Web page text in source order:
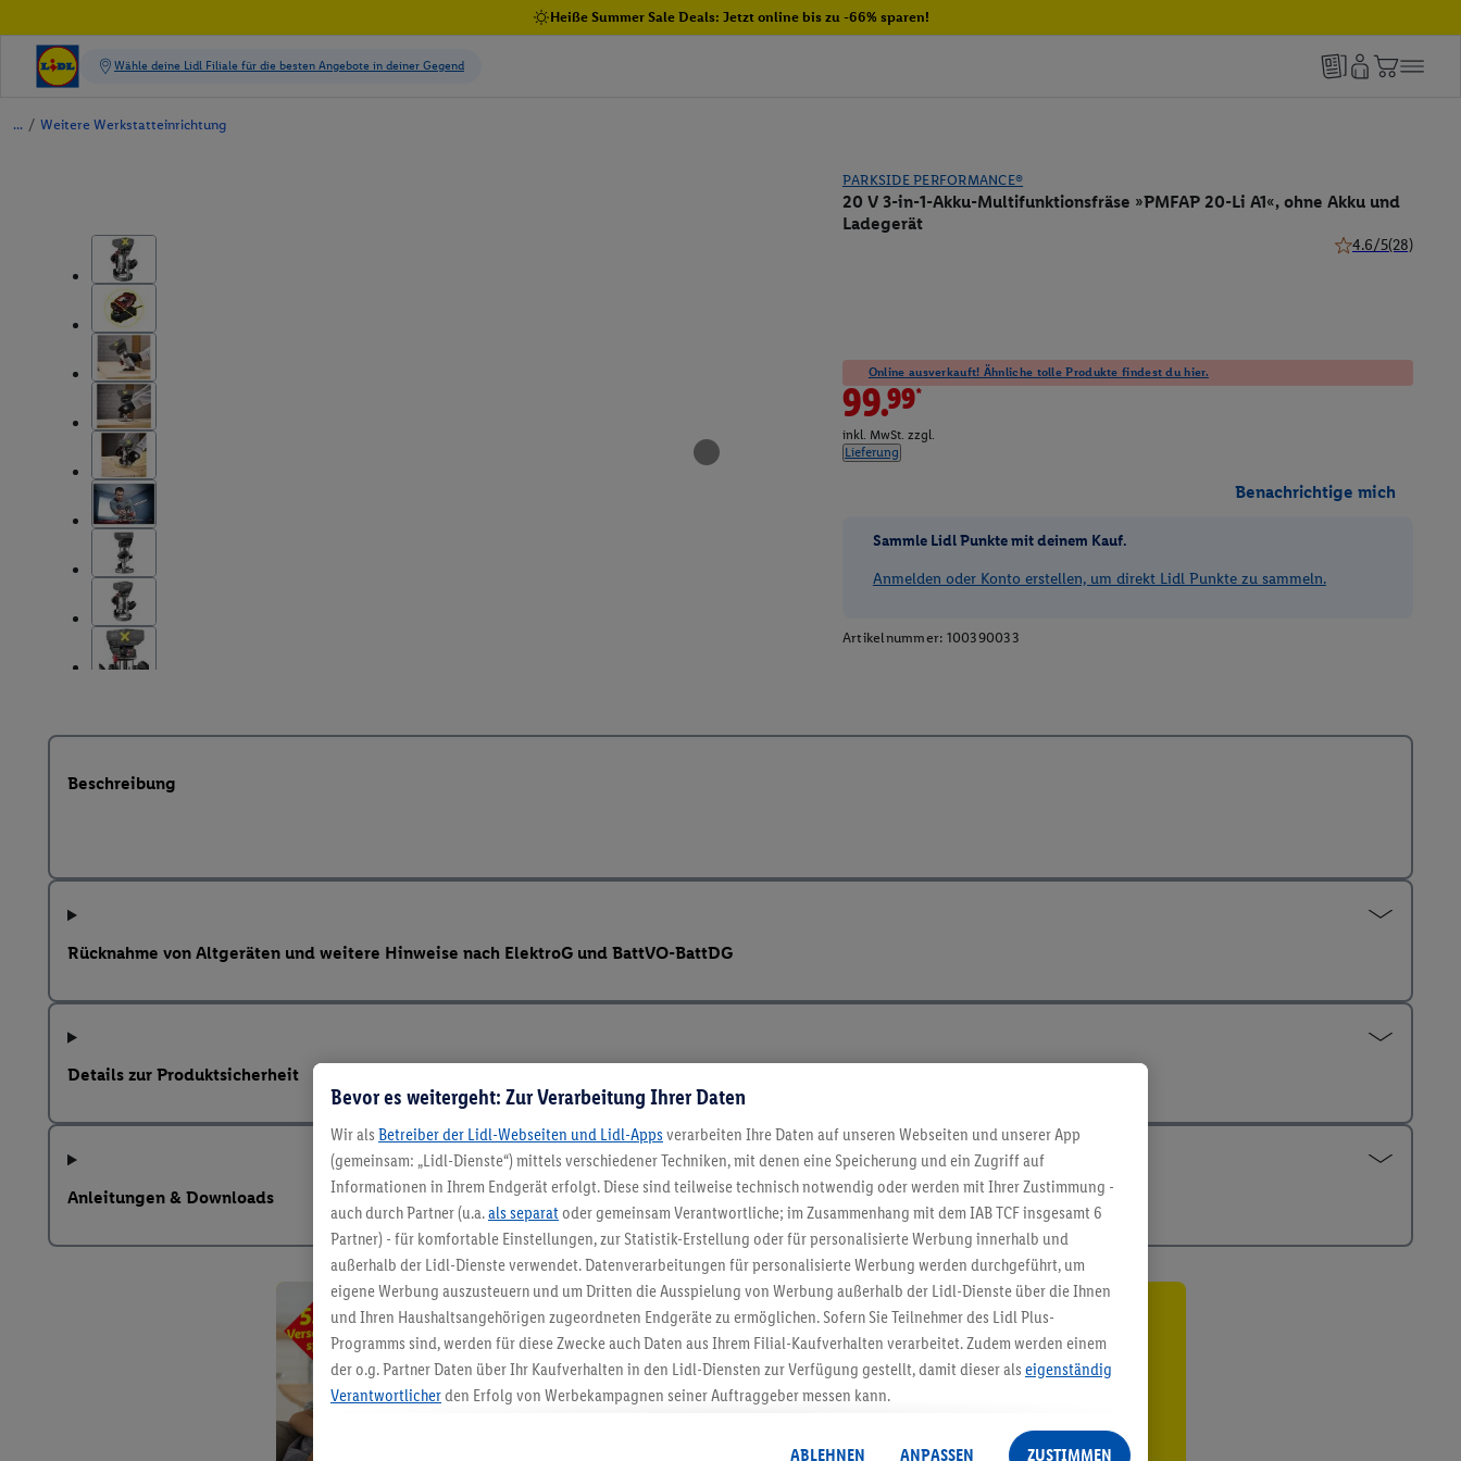
Heiße Summer Sale Deals: Jetzt online bis zu -66% sparen!
/ Weitere Werkstatteinrichtung
PARKSIDE PERFORMANCE®
20 V 3-in-1-Akku-Multifunktionsfräse »PMFAP 20-Li A1«, ohne Akku und
Ladegerät
4.6/5(28)
Online ausverkauft! Ähnliche tolle Produkte findest du hier.
99.99*
inkl. MwSt. zzgl.
Lieferung
Benachrichtige mich
Sammle Lidl Punkte mit deinem Kauf.
Anmelden oder Konto erstellen, um direkt Lidl Punkte zu sammeln.
Artikelnummer: 100390033
Beschreibung
Rücknahme von Altgeräten und weitere Hinweise nach ElektroG und BattVO-BattDG
Details zur Produktsicherheit
Anleitungen & Downloads
5.95 € Versand sparen³²ᵃ
Jetzt zum Newsletter anmelden
Bevor es weitergeht: Zur Verarbeitung Ihrer Daten
Wir als Betreiber der Lidl-Webseiten und Lidl-Apps verarbeiten Ihre Daten auf unseren Webseiten und unserer App
(gemeinsam: „Lidl-Dienste“) mittels verschiedener Techniken, mit denen eine Speicherung und ein Zugriff auf
Informationen in Ihrem Endgerät erfolgt. Diese sind teilweise technisch notwendig oder werden mit Ihrer Zustimmung -
auch durch Partner (u.a.als separat oder gemeinsam Verantwortliche; im Zusammenhang mit dem IAB TCF insgesamt 6
Partner) - für komfortable Einstellungen, zur Statistik-Erstellung oder für personalisierte Werbung innerhalb und
außerhalb der Lidl-Dienste verwendet. Datenverarbeitungen für personalisierte Werbung werden durchgeführt, um
eigene Werbung auszusteuern und um Dritten die Ausspielung von Werbung außerhalb der Lidl-Dienste über die Ihnen
und Ihren Haushaltsangehörigen zugeordneten Endgeräte zu ermöglichen. Sofern Sie Teilnehmer des Lidl Plus-
Programms sind, werden für diese Zwecke auch Daten aus Ihrem Filial-Kaufverhalten verarbeitet. Zudem werden einem
der o.g. Partner Daten über Ihr Kaufverhalten in den Lidl-Diensten zur Verfügung gestellt, damit dieser als eigenständig
Verantwortlicherden Erfolg von Werbekampagnen seiner Auftraggeber messen kann.
angereicherten Profilen. Dies umfasst die Zusammenführung von Daten (z.B. über Ihre Nutzung der Lidl-Dienste, Ihr
ABLEHNEN ANPASSEN ZUSTIMMEN